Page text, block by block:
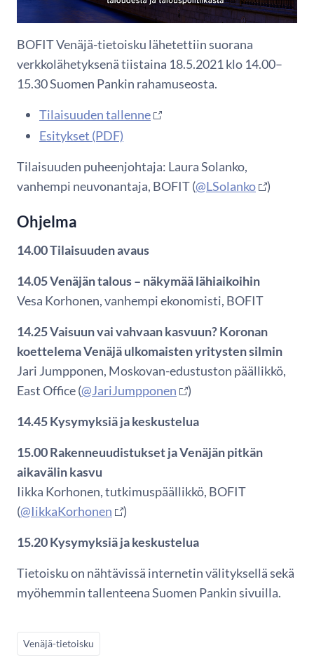
BOFIT Venäjä-tietoisku lähetettiin suorana
verkkolähetyksenä tiistaina 18.5.2021 klo 14.00–
15.30 Suomen Pankin rahamuseosta.
Tilaisuuden tallenne
Esitykset (PDF)
Tilaisuuden puheenjohtaja: Laura Solanko,
vanhempi neuvonantaja, BOFIT (@LSolanko )
Ohjelma
14.00 Tilaisuuden avaus
14.05 Venäjän talous – näkymää lähiaikoihin
Vesa Korhonen, vanhempi ekonomisti, BOFIT
14.25 Vaisuun vai vahvaan kasvuun? Koronan
koettelema Venäjä ulkomaisten yritysten silmin
Jari Jumpponen, Moskovan-edustuston päällikkö,
East Office (@JariJumpponen
)
14.45 Kysymyksiä ja keskustelua
15.00 Rakenneuudistukset ja Venäjän pitkän
aikavälin kasvu
Iikka Korhonen, tutkimuspäällikkö, BOFIT
(@IikkaKorhonen
)
15.20 Kysymyksiä ja keskustelua
Tietoisku on nähtävissä internetin välityksellä sekä
myöhemmin tallenteena Suomen Pankin sivuilla.
Venäjä-tietoisku